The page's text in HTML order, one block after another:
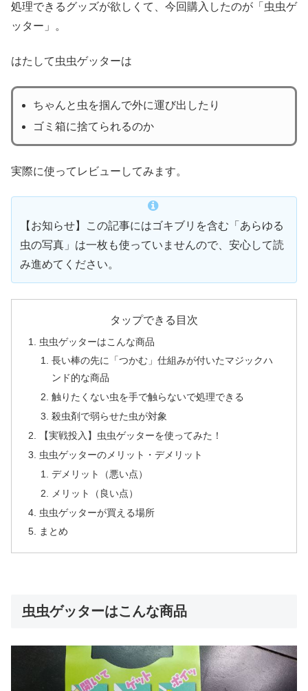
処理できるグッズが欲しくて、今回購入したのが「虫虫ゲ
ッター」。
はたして虫虫ゲッターは
ちゃんと虫を掴んで外に運び出したり
ゴミ箱に捨てられるのか
実際に使ってレビューしてみます。
【お知らせ】この記事にはゴキブリを含む「あらゆる
虫の写真」は一枚も使っていませんので、安心して読
み進めてください。
タップできる目次
虫虫ゲッターはこんな商品
長い棒の先に「つかむ」仕組みが付いたマジックハ
ンド的な商品
触りたくない虫を手で触らないで処理できる
殺虫剤で弱らせた虫が対象
【実戦投入】虫虫ゲッターを使ってみた！
虫虫ゲッターのメリット・デメリット
デメリット（悪い点）
メリット（良い点）
虫虫ゲッターが買える場所
まとめ
虫虫ゲッターはこんな商品